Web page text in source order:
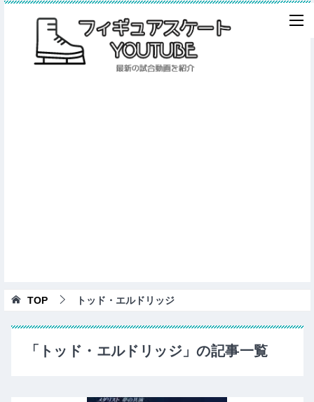
TOP トッド・エルドリッジ
「トッド・エルドリッジ」の記事一覧